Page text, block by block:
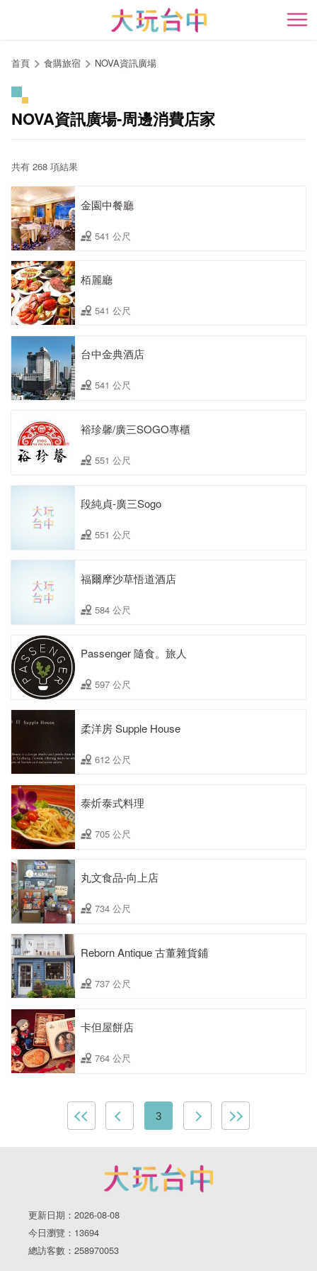
開
首頁 食購旅宿 NOVA資訊廣場
NOVA資訊廣場-周邊消費店家
共有 268 項結果
金園中餐廳
541 公尺
栢麗廳
541 公尺
台中金典酒店
541 公尺
裕珍馨/廣三SOGO專櫃
551 公尺
段純貞-廣三Sogo
551 公尺
福爾摩沙草悟道酒店
584 公尺
Passenger 隨食。旅人
597 公尺
柔洋房 Supple House
612 公尺
泰炘泰式料理
705 公尺
丸文食品-向上店
734 公尺
Reborn Antique 古董雜貨鋪
737 公尺
卡但屋餅店
764 公尺
3
更新日期：2026-08-08
今日瀏覽：13694
總訪客數：258970053